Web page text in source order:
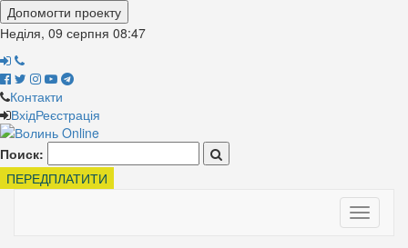
Допомогти проекту
Неділя, 09 серпня 08:47
Контакти
ВхідРеєстрація
Поиск:
ПЕРЕДПЛАТИТИ
Toggle